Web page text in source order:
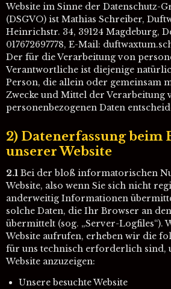
Website im Sinne der Datenschutz-
(DSGVO) ist Mathias Schreiber,
Heinrichstr. 34, 39124 Magdeburg,
017672697778, E-Mail:
Der für die Verarbeitung von
Verantwortliche ist diejenige
Person, die allein oder gemeinsam
Zwecke und Mittel der Verarbeitung
personenbezogenen Daten
2) Datenerfassung beim
unserer Website
2.1 Bei der bloß informatorischen
Website, also wenn Sie sich nicht
anderweitig Informationen
solche Daten, die Ihr Browser an
übermittelt (sog. „Server-Logfiles“).
Website aufrufen, erheben wir die
für uns technisch erforderlich sind,
Website anzuzeigen:
Unsere besuchte Website